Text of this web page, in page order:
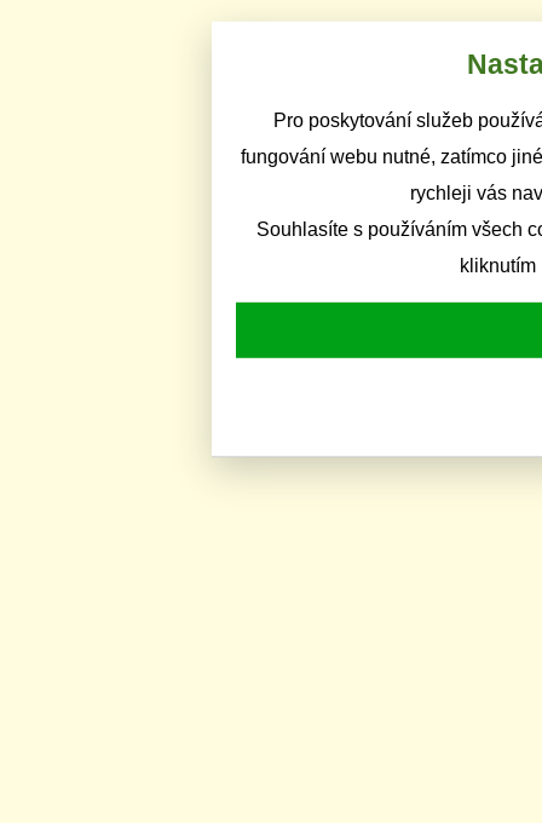
Pro poskytování služeb
fungování webu nutné, zatímco
rychleji vás
Souhlasíte s používáním všech
kliknutím